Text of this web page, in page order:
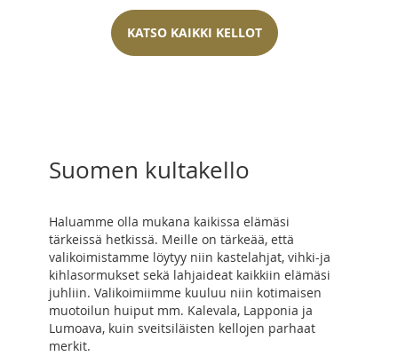
KATSO KAIKKI KELLOT
Suomen kultakello
Haluamme olla mukana kaikissa elämäsi
tärkeissä hetkissä. Meille on tärkeää, että
valikoimistamme löytyy niin kastelahjat, vihki-ja
kihlasormukset sekä lahjaideat kaikkiin elämäsi
juhliin. Valikoimiimme kuuluu niin kotimaisen
muotoilun huiput mm. Kalevala, Lapponia ja
Lumoava, kuin sveitsiläisten kellojen parhaat
merkit.